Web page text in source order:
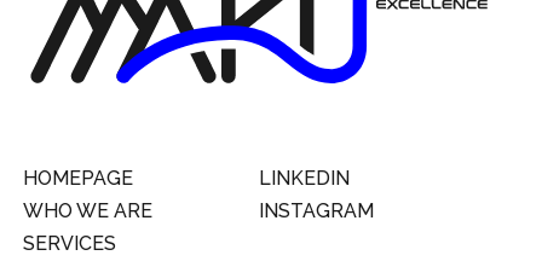
HOMEPAGE
WHO WE ARE
SERVICES
LINKEDIN
INSTAGRAM